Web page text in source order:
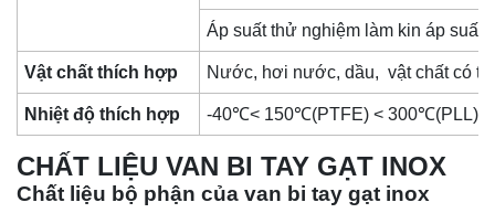
Áp suất thử nghiệm làm kin áp suất
Vật chất thích hợp Nước, hơi nước, dầu, vật chất có
Nhiệt độ thích hợp -40℃< 150℃(PTFE) < 300℃(PLL)
CHẤT LIỆU VAN BI TAY GẠT INOX
Chất liệu bộ phận của van bi tay gạt inox